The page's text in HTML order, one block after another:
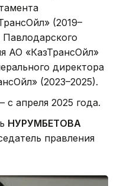
(2019–
Павлодарского
АО «КазТрансОйл»
директора
(2023–2025).
апреля 2025 года.
НУРУМБЕТОВА
правления